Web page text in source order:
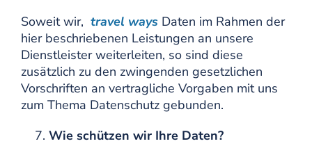
Soweit wir, travel ways Daten im Rahmen der
hier beschriebenen Leistungen an unsere
Dienstleister weiterleiten, so sind diese
zusätzlich zu den zwingenden gesetzlichen
Vorschriften an vertragliche Vorgaben mit uns
zum Thema Datenschutz gebunden.
Wie schützen wir Ihre Daten?